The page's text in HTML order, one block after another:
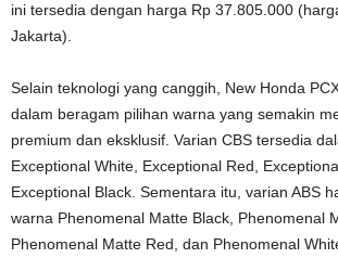
ini tersedia dengan harga Rp 37.805.000
Jakarta).
Selain teknologi yang canggih, New Honda
dalam beragam pilihan warna yang semakin
premium dan eksklusif. Varian CBS tersedia
Exceptional White, Exceptional Red,
Exceptional Black. Sementara itu, varian ABS
warna Phenomenal Matte Black, Phenomenal
Phenomenal Matte Red, dan Phenomenal